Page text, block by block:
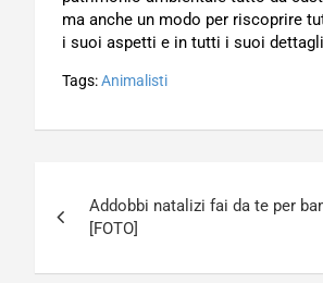
ma anche un modo per riscoprire
i suoi aspetti e in tutti i suoi
Tags:Animalisti
articoli
Addobbi natalizi fai da te per
[FOTO]